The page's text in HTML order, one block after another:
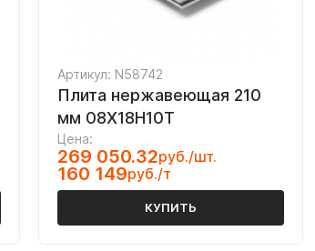
Артикул: N58742
Плита нержавеющая 210
мм 08Х18Н10Т
Цена:
269 050.32руб./шт.
160 149руб./т
КУПИТЬ